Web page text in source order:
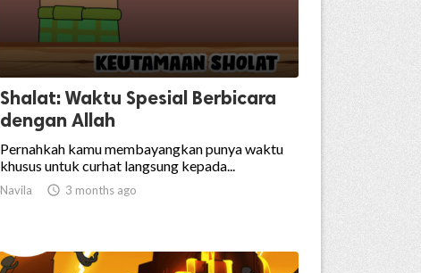
Shalat: Waktu Spesial Berbicara
dengan Allah
Pernahkah kamu membayangkan punya waktu
khusus untuk curhat langsung kepada...
Navila  3 months ago